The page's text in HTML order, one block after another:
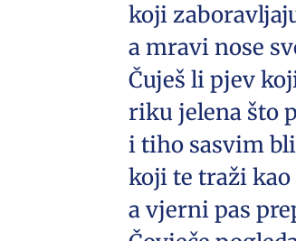
koji
a mravi nose
Čuješ li pjev
riku jelena što
i tiho sasvim
koji te traži
a vjerni pas